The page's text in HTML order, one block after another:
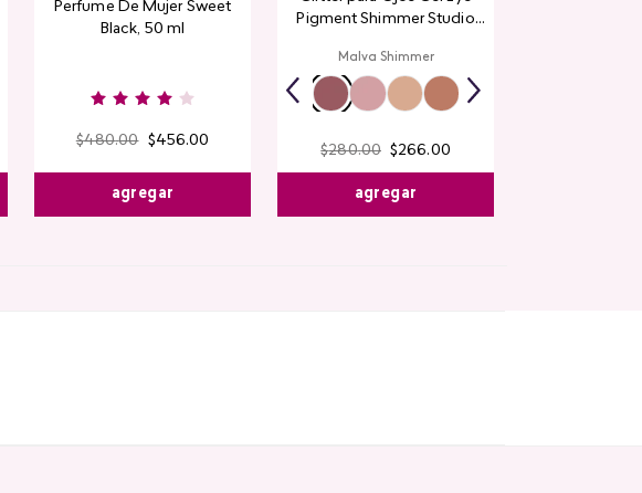
Perfume De Mujer Sweet
Black, 50 ml
$480.00 $456.00
agregar
Pigment Shimmer Studio
Malva Shimmer
$280.00 $266.00
agregar